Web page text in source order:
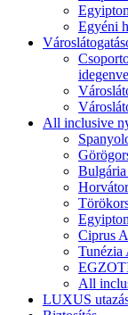
Egyéni
All inclusive
Ciprus
Tunézia
All
LUXUS